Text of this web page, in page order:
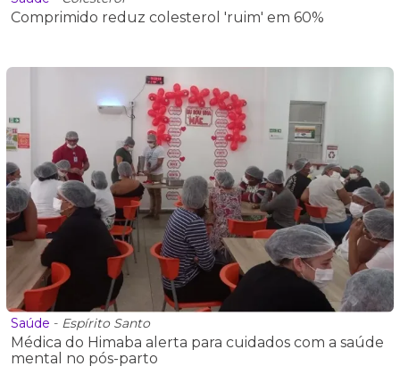
Comprimido reduz colesterol 'ruim' em 60%
Saúde - Espírito Santo
Médica do Himaba alerta para cuidados com a saúde
mental no pós-parto